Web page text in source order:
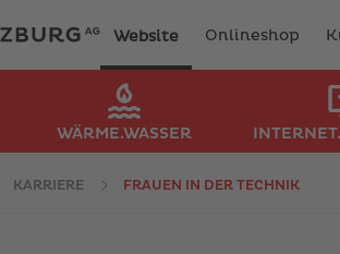
Website Onlineshop
WÄRME.WASSER
KARRIERE FRAUEN IN DER TECHNIK